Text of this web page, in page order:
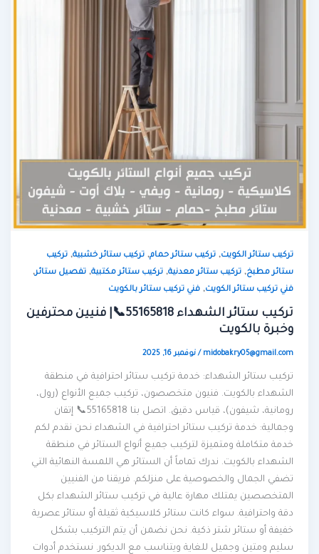
تركيب ستائر الكويت,تركيب ستائر حمام,تركيب ستائر خشبية,تركيب
ستائر مطبخ,تركيب ستائر معدنية,تركيب ستائر مكتبية,تفصيل ستائر,
فني تركيب ستائر الكويت,فني تركيب ستائر بالكويت
تركيب ستائر الشهداء 55165818📞| فنيين محترفين
وخبرة بالكويت
midobakry05@gmail.com
/نوفمبر 16, 2025
تركيب ستائر الشهداء: خدمة تركيب ستائر احترافية في منطقة
الشهداء بالكويت. فنيون متخصصون، تركيب جميع الأنواع (رول،
رومانية، شيفون)، قياس دقيق. اتصل بنا 55165818📞 إتقان
وجمالية: خدمة تركيب ستائر احترافية في الشهداء نحن نقدم لكم
خدمة متكاملة ومتميزة لتركيب جميع أنواع الستائر في منطقة
الشهداء بالكويت. ندرك تماماً أن الستائر هي اللمسة النهائية التي
تضفي الجمال والخصوصية على منزلكم. فريقنا من الفنيين
المتخصصين يمتلك مهارة عالية في تركيب ستائر الشهداء بكل
دقة واحترافية. سواء كانت ستائر كلاسيكية ثقيلة أو ستائر عصرية
خفيفة أو ستائر شتر ذكية. نحن نضمن أن يتم التركيب بشكل
سليم ومتين وجميل للغاية ويتناسب مع الديكور. نستخدم أدوات